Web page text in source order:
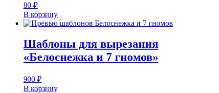
80 ₽
В корзину
Шаблоны для вырезания
«Белоснежка и 7 гномов»
900 ₽
В корзину